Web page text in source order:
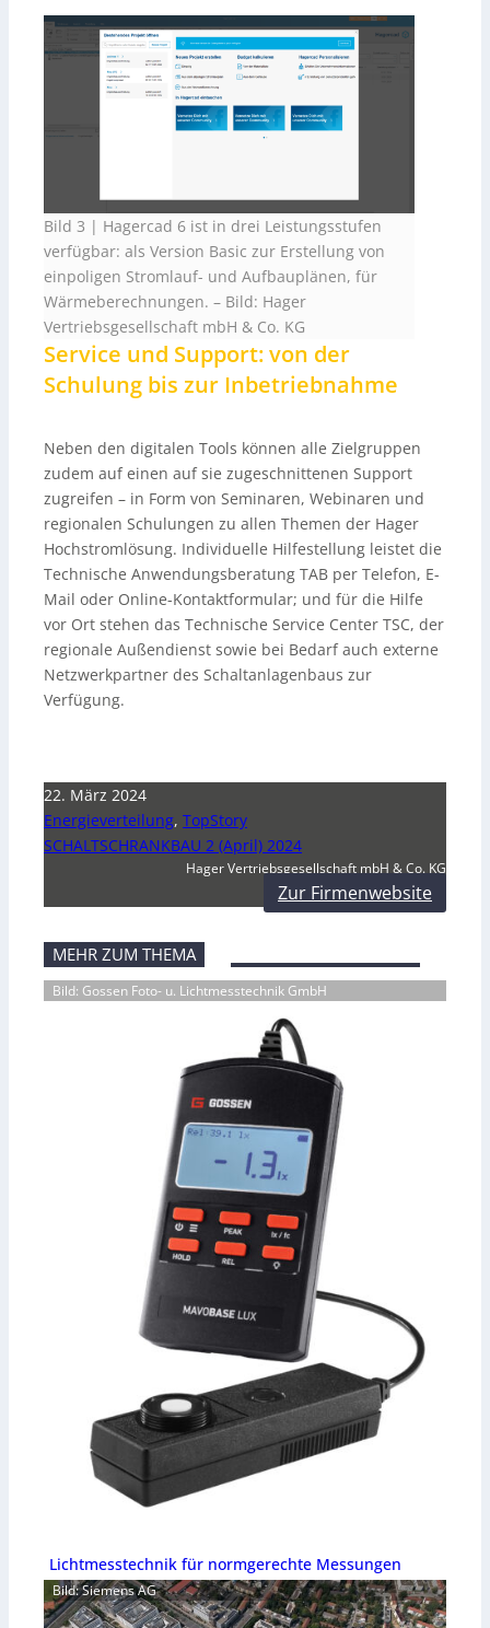
Bild 3 | Hagercad 6 ist in drei Leistungsstufen
verfügbar: als Version Basic zur Erstellung von
einpoligen Stromlauf- und Aufbauplänen, für
Wärmeberechnungen. – Bild: Hager
Vertriebsgesellschaft mbH & Co. KG
Service und Support: von der
Schulung bis zur Inbetriebnahme
Neben den digitalen Tools können alle Zielgruppen
zudem auf einen auf sie zugeschnittenen Support
zugreifen – in Form von Seminaren, Webinaren und
regionalen Schulungen zu allen Themen der Hager
Hochstromlösung. Individuelle Hilfestellung leistet die
Technische Anwendungsberatung TAB per Telefon, E-
Mail oder Online-Kontaktformular; und für die Hilfe
vor Ort stehen das Technische Service Center TSC, der
regionale Außendienst sowie bei Bedarf auch externe
Netzwerkpartner des Schaltanlagenbaus zur
Verfügung.
22. März 2024
Energieverteilung, TopStory
SCHALTSCHRANKBAU 2 (April) 2024
Hager Vertriebsgesellschaft mbH & Co. KG
Zur Firmenwebsite
MEHR ZUM THEMA
Bild: Gossen Foto- u. Lichtmesstechnik GmbH
Lichtmesstechnik für normgerechte Messungen
Bild: Siemens AG